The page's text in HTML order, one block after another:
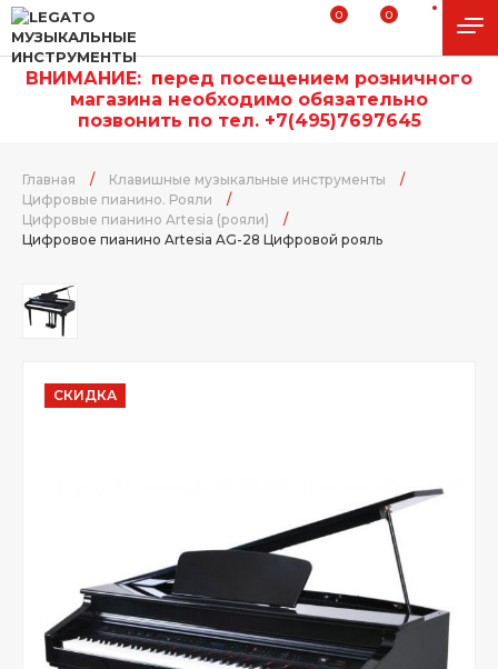
0 0
ВНИМАНИЕ: перед посещением розничного
магазина необходимо обязательно
позвонить по тел. +7(495)7697645
Главная / Клавишные музыкальные инструменты
/
Цифровые пианино. Рояли
/
Цифровые пианино Artesia (рояли)
/
Цифровое пианино Artesia AG-28 Цифровой рояль
СКИДКА